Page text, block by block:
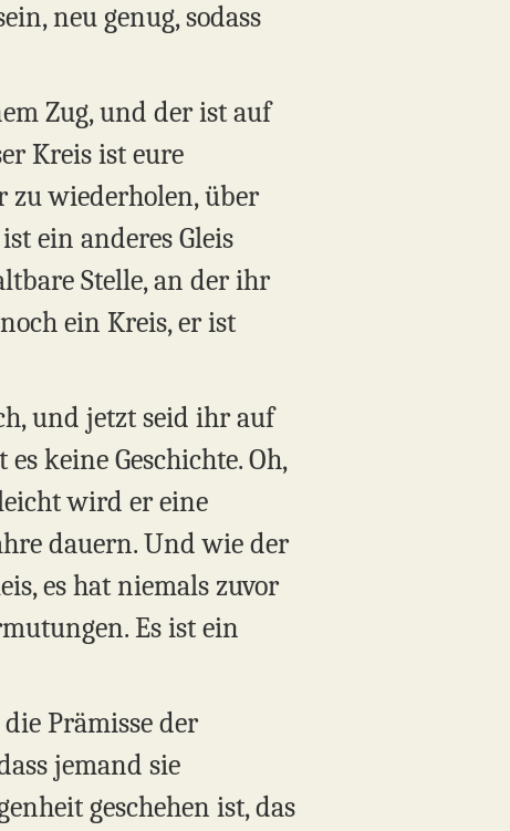
neu genug, sodass
Zug, und der ist auf
Kreis ist eure
zu wiederholen, über
ein anderes Gleis
Stelle, an der ihr
ein Kreis, er ist
und jetzt seid ihr auf
keine Geschichte. Oh,
wird er eine
dauern. Und wie der
es hat niemals zuvor
Es ist ein
Prämisse der
jemand sie
geschehen ist, das